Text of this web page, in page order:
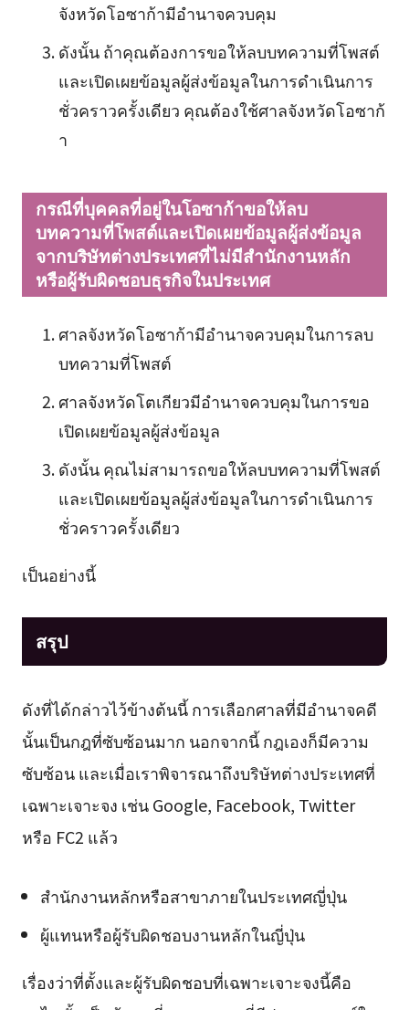
จังหวัดโอซาก้ามีอำนาจควบคุม
ดังนั้น ถ้าคุณต้องการขอให้ลบบทความที่โพสต์
และเปิดเผยข้อมูลผู้ส่งข้อมูลในการดำเนินการ
ชั่วคราวครั้งเดียว คุณต้องใช้ศาลจังหวัดโอซาก้
า
กรณีที่บุคคลที่อยู่ในโอซาก้าขอให้ลบ
บทความที่โพสต์และเปิดเผยข้อมูลผู้ส่งข้อมูล
จากบริษัทต่างประเทศที่ไม่มีสำนักงานหลัก
หรือผู้รับผิดชอบธุรกิจในประเทศ
ศาลจังหวัดโอซาก้ามีอำนาจควบคุมในการลบ
บทความที่โพสต์
ศาลจังหวัดโตเกียวมีอำนาจควบคุมในการขอ
เปิดเผยข้อมูลผู้ส่งข้อมูล
ดังนั้น คุณไม่สามารถขอให้ลบบทความที่โพสต์
และเปิดเผยข้อมูลผู้ส่งข้อมูลในการดำเนินการ
ชั่วคราวครั้งเดียว
เป็นอย่างนี้
สรุป
ดังที่ได้กล่าวไว้ข้างต้นนี้ การเลือกศาลที่มีอำนาจคดี
นั้นเป็นกฎที่ซับซ้อนมาก นอกจากนี้ กฎเองก็มีความ
ซับซ้อน และเมื่อเราพิจารณาถึงบริษัทต่างประเทศที่
เฉพาะเจาะจง เช่น Google, Facebook, Twitter
หรือ FC2 แล้ว
สำนักงานหลักหรือสาขาภายในประเทศญี่ปุ่น
ผู้แทนหรือผู้รับผิดชอบงานหลักในญี่ปุ่น
เรื่องว่าที่ตั้งและผู้รับผิดชอบที่เฉพาะเจาะจงนี้คือ